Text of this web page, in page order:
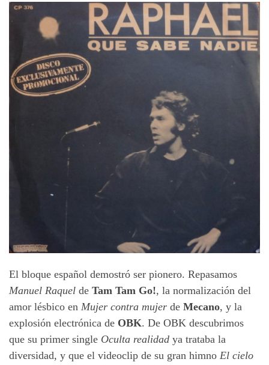
El bloque español demostró ser pionero. Repasamos
Manuel Raquel de Tam Tam Go!, la normalización del
amor lésbico en Mujer contra mujer de Mecano, y la
explosión electrónica de OBK. De OBK descubrimos
que su primer single Oculta realidad ya trataba la
diversidad, y que el videoclip de su gran himno El cielo